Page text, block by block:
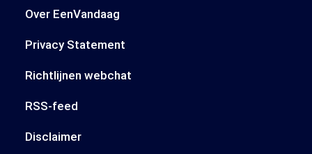
Over EenVandaag
Privacy Statement
Richtlijnen webchat
RSS-feed
Disclaimer